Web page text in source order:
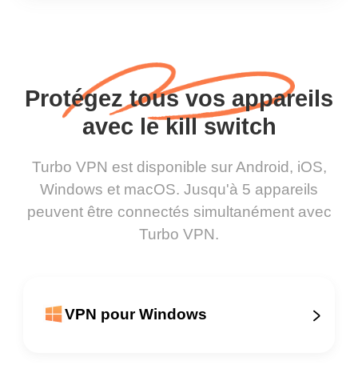
Protégez tous vos appareils
avec le kill switch
Turbo VPN est disponible sur Android, iOS,
Windows et macOS. Jusqu'à 5 appareils
peuvent être connectés simultanément avec
Turbo VPN.
VPN pour Windows